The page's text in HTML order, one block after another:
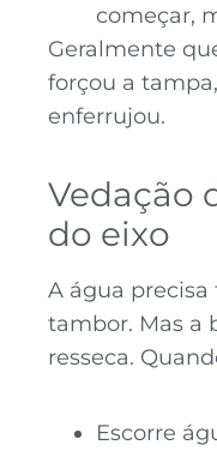
começar,
Geralmente
forçou a
enferrujou.
Vedação
do eixo
A água
tambor. Mas a
resseca.
Escorre